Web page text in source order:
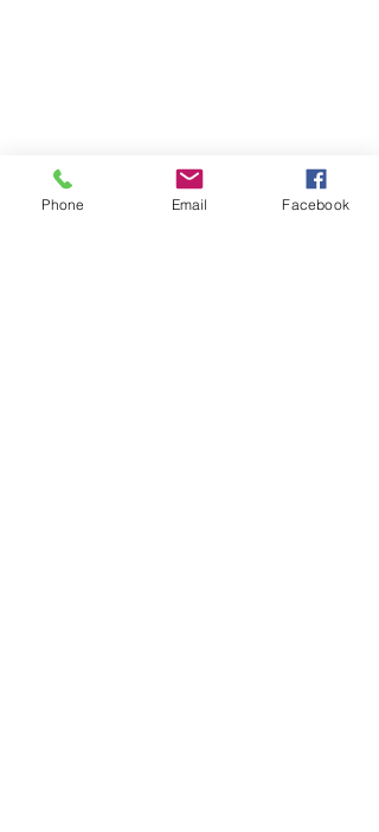
Phone Email Facebook